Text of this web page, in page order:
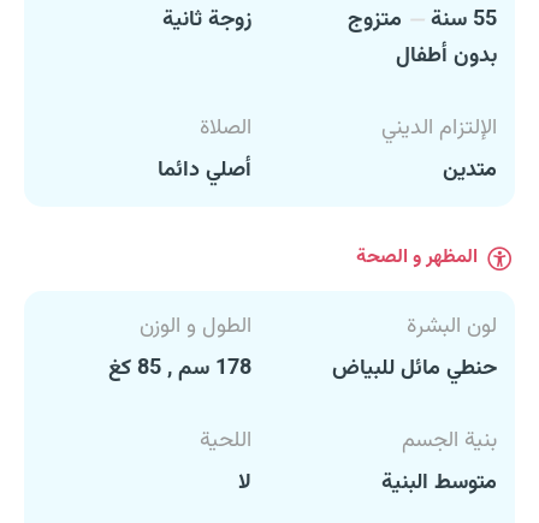
55 سنة
متزوج
بدون أطفال
زوجة ثانية
الإلتزام الديني
متدين
الصلاة
أصلي دائما
المظهر و الصحة
لون البشرة
حنطي مائل للبياض
الطول و الوزن
178 سم , 85 كغ
بنية الجسم
متوسط البنية
اللحية
لا